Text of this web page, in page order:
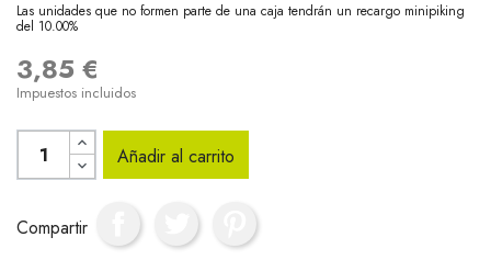
Las unidades que no formen parte de una caja tendrán un recargo minipiking
del 10.00%
3,85 €
Impuestos incluidos
Añadir al carrito
Compartir